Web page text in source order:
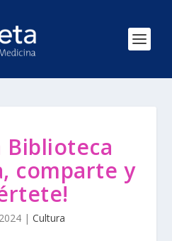
Biblioteca
comparte y
| Cultura